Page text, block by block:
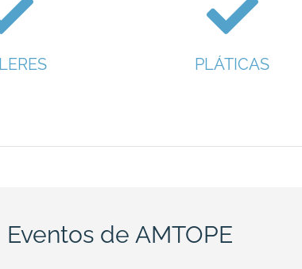
PLÁTICAS
Eventos de AMTOPE